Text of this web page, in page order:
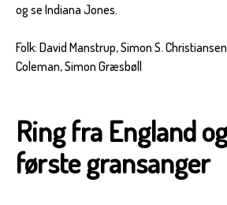
og se Indiana Jones.
Folk: David Manstrup, Simon S.
Coleman, Simon Græsbøll
Ring fra England
første gransanger